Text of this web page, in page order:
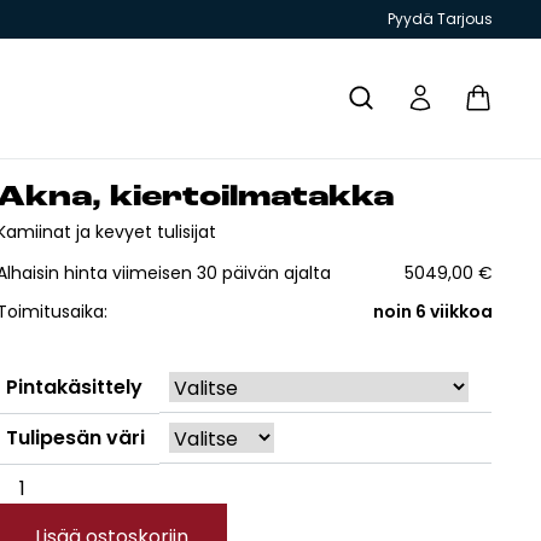
Pyydä Tarjous
JA
GRILLIT JA
PIHAKEITTIÖT
KIUKAAT
TIILITYÖKALU ESITTEET
Yhteystiedot
kier­toil­ma­tak­ka
ja kevyet tulisijat
hinta viimeisen 30 päivän ajalta
5049,00 €
noin 6 viikkoa
Pintakäsittely
Tulipesän väri
Akna,